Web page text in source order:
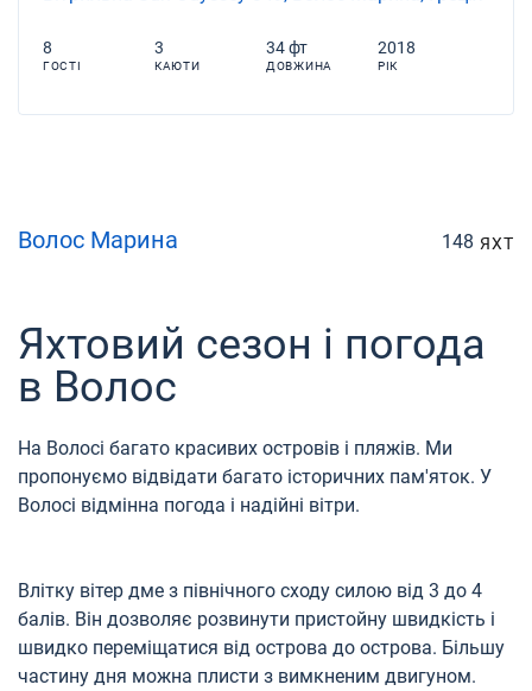
8
ГОСТІ
3
КАЮТИ
34 фт
ДОВЖИНА
2018
РІК
Волос Марина 148 ЯХТ
Яхтовий сезон і погода
в Волос
На Волосі багато красивих островів і пляжів. Ми
пропонуємо відвідати багато історичних пам'яток. У
Волосі відмінна погода і надійні вітри.
Влітку вітер дме з північного сходу силою від 3 до 4
балів. Він дозволяє розвинути пристойну швидкість і
швидко переміщатися від острова до острова. Більшу
частину дня можна плисти з вимкненим двигуном.